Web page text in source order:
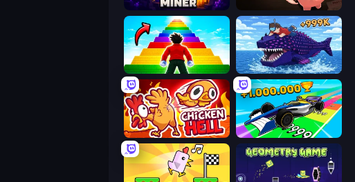
Blast Miner Bills Must Be Paid
Obby Highest Jump Ever Obby Fish Challenge: Ride
Chicken Hell Obby Car Challenge: Drive